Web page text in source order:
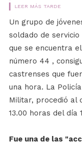
LEER MÁS TARDE
Un grupo de
soldado de
que se encuentra
número 44 ,
castrenses que
una hora. La
Militar, procedió al
13.00 horas del día
Fue una de las